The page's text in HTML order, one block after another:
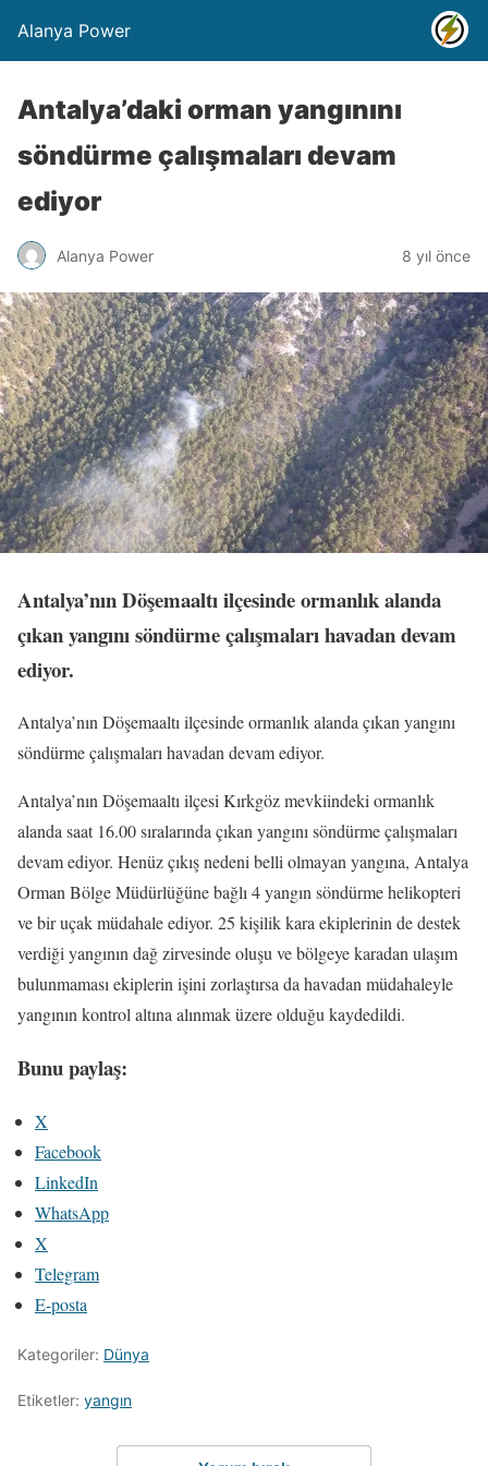
Alanya Power
Antalya’daki orman yangınını
söndürme çalışmaları devam
ediyor
Alanya Power 8 yıl önce
Antalya’nın Döşemaaltı ilçesinde ormanlık alanda
çıkan yangını söndürme çalışmaları havadan devam
ediyor.
Antalya’nın Döşemaaltı ilçesinde ormanlık alanda çıkan yangını
söndürme çalışmaları havadan devam ediyor.
Antalya’nın Döşemaaltı ilçesi Kırkgöz mevkiindeki ormanlık
alanda saat 16.00 sıralarında çıkan yangını söndürme çalışmaları
devam ediyor. Henüz çıkış nedeni belli olmayan yangına, Antalya
Orman Bölge Müdürlüğüne bağlı 4 yangın söndürme helikopteri
ve bir uçak müdahale ediyor. 25 kişilik kara ekiplerinin de destek
verdiği yangının dağ zirvesinde oluşu ve bölgeye karadan ulaşım
bulunmaması ekiplerin işini zorlaştırsa da havadan müdahaleyle
yangının kontrol altına alınmak üzere olduğu kaydedildi.
Bunu paylaş:
X
Facebook
LinkedIn
WhatsApp
X
Telegram
E-posta
Kategoriler: Dünya
Etiketler: yangın